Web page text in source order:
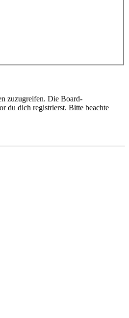
zuzugreifen. Die Board-
du dich registrierst. Bitte beachte